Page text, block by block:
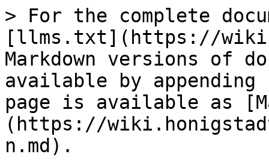
> For the complete
[llms.txt](https://
Markdown versions of
available by
page is available as
(https://
n.md).